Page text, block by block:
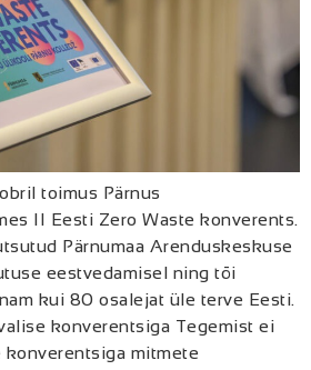
toimus Pärnus
II Eesti Zero Waste konverents.
Pärnumaa Arenduskeskuse
eestvedamisel ning tõi
kui 80 osalejat üle terve Eesti.
konverentsiga Tegemist ei
mitmete